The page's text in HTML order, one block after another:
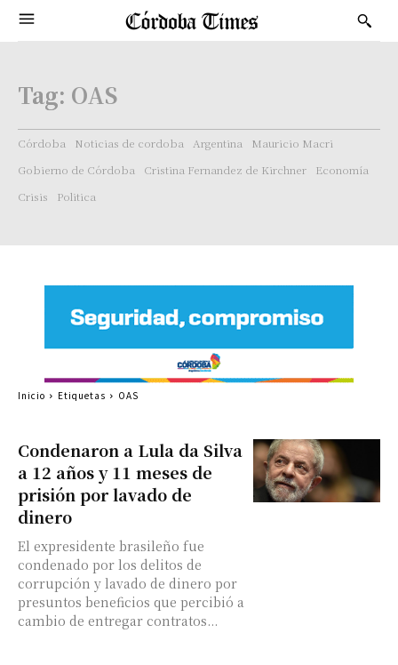
Tag: OAS
Córdoba Noticias de cordoba Argentina
Mauricio Macri
Gobierno de Córdoba
Cristina Fernandez de Kirchner
Economía
Crisis
Politica
Condenaron a Lula da Silva
a 12 años y 11 meses de
prisión por lavado de
dinero
El expresidente brasileño fue
condenado por los delitos de
corrupción y lavado de dinero por
presuntos beneficios que percibió a
cambio de entregar contratos...
Inicio Etiquetas OAS